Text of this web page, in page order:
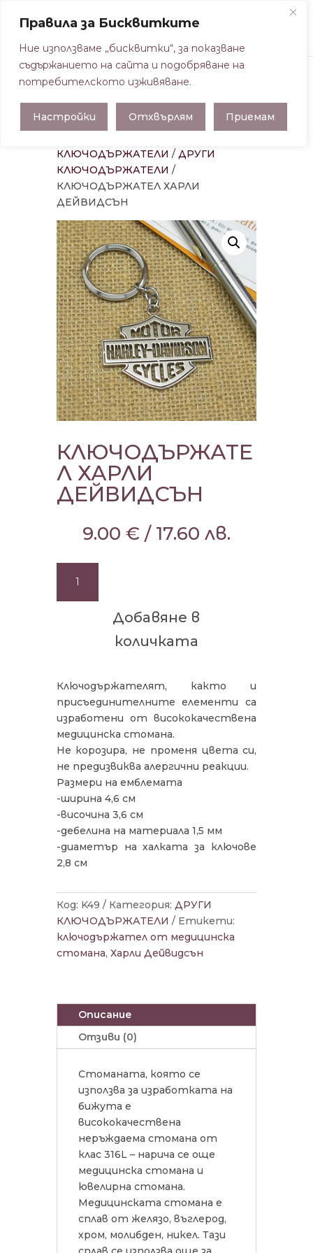
Правила за Бисквитките
Ние използваме „бисквитки“, за показване
съдържанието на сайта и подобряване на
потребителското изживяване.
Настройки Отхвърлям
Приемам
КЛЮЧОДЪРЖАТЕЛИ / ДРУГИ
КЛЮЧОДЪРЖАТЕЛИ /
КЛЮЧОДЪРЖАТЕЛ ХАРЛИ
ДЕЙВИДСЪН
КЛЮЧОДЪРЖАТЕ
Л ХАРЛИ
ДЕЙВИДСЪН
9.00 € / 17.60 лв.
КЛЮЧОДЪРЖАТЕЛ
ДЕЙВИДСЪН
Добавяне в
количката
Ключодържателят, както и
присъединителните елементи са
изработени от висококачествена
медицинска стомана.
Не корозира, не променя цвета си,
не предизвиква алергични реакции.
Размери на емблемата
-ширина 4,6 см
-височина 3,6 см
-дебелина на материала 1,5 мм
-диаметър на халката за ключове
2,8 см
Код: K49 Категория: ДРУГИ
КЛЮЧОДЪРЖАТЕЛИ
Етикети:
ключодържател от медицинска
стомана, Харли Дейвидсън
Описание
Отзиви (0)
Стоманата, която се
използва за изработката на
бижута е
висококачествена
неръждаема стомана от
клас 316L – нарича се още
медицинска стомана и
ювелирна стомана.
Медицинската стомана е
сплав от желязо, въглерод,
хром, молибден, никел. Тази